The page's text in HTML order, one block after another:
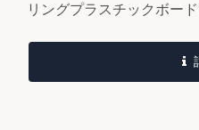
リングプラスチックボー
度、剛性、加工性とABS
ています。...